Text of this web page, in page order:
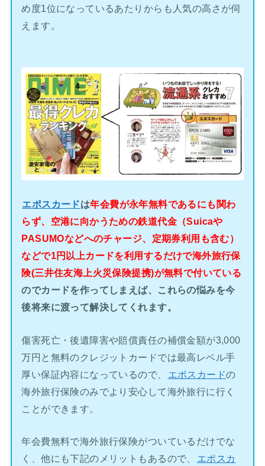
め度1位になっているあたりからも人気の高さが伺
えます。
エポスカードは年会費が永年無料であるにも関わ
らず、空港に向かうための鉄道代金（Suicaや
PASUMOなどへのチャージ、定期券利用も含む）
などで1円以上カードを利用するだけで海外旅行保
険(三井住友海上火災保険提携)が無料で付いている
のでカードを作ってしまえば、これらの悩みを今
後将来に渡って解決してくれます。
傷害死亡・後遺障害や賠償責任の補償金額が3,000
万円と無料のクレジットカードでは最高レベル手
厚い保証内容になっているので、
エポスカードの
海外旅行保険のみでより安心して海外旅行に行く
ことができます。
年会費無料で海外旅行保険がついているだけでな
く、他にも下記のメリットもあるので、
エポスカ